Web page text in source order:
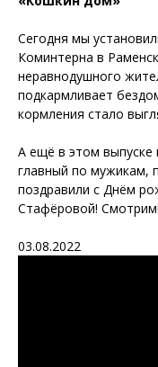
Сегодня мы
Коминтерна в
неравнодушного
подкармливает
кормления стало
А ещё в этом выпуске
главный по мужикам,
поздравили с Днём
Стафёровой! Смотрим!
03.08.2022